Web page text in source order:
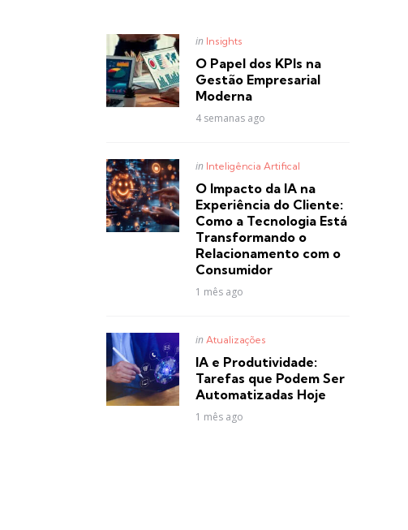
Posted
in Insights
O Papel dos KPIs na
Gestão Empresarial
Moderna
4 semanas ago
Posted
in Inteligência Artifical
O Impacto da IA na
Experiência do Cliente:
Como a Tecnologia Está
Transformando o
Relacionamento com o
Consumidor
1 mês ago
Posted
in Atualizações
IA e Produtividade:
Tarefas que Podem Ser
Automatizadas Hoje
1 mês ago